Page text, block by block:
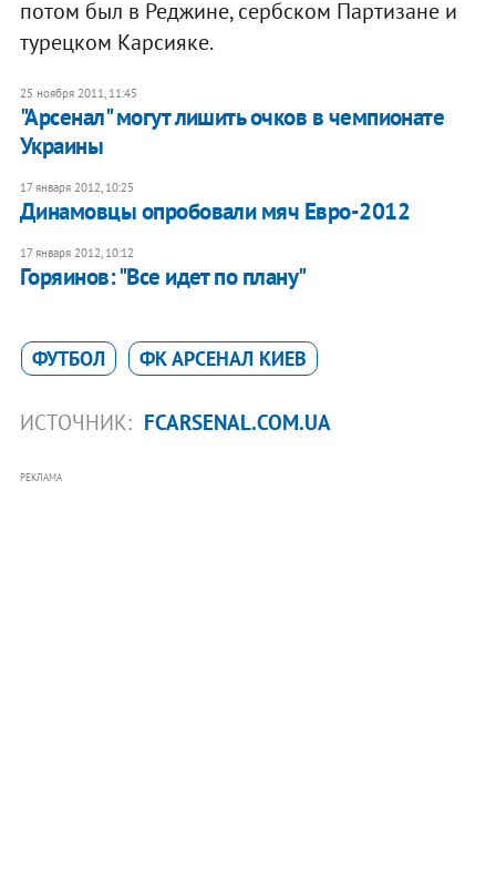
потом был в Реджине, сербском Партизане и
турецком Карсияке.
25 ноября 2011, 11:45
"Арсенал" могут лишить очков в чемпионате
Украины
17 января 2012, 10:25
Динамовцы опробовали мяч Евро-2012
17 января 2012, 10:12
Горяинов: "Все идет по плану"
ФУТБОЛ ФК АРСЕНАЛ КИЕВ
ИСТОЧНИК: FCARSENAL.COM.UA
РЕКЛАМА